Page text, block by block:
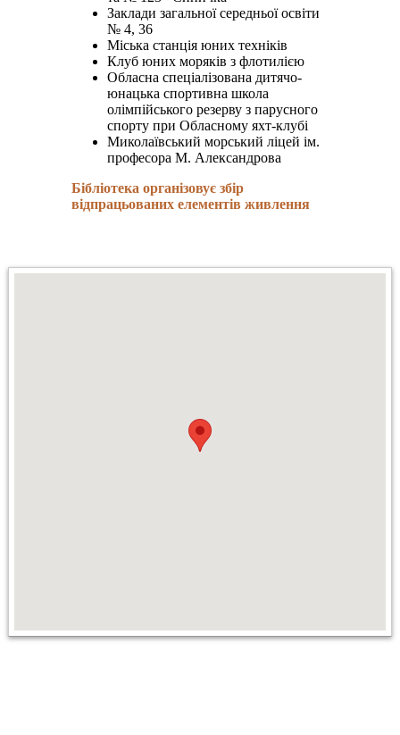
Заклади загальної середньої освіти
№ 4, 36
Міська станція юних техніків
Клуб юних моряків з флотилією
Обласна спеціалізована дитячо-
юнацька спортивна школа
олімпійського резерву з парусного
спорту при Обласному яхт-клубі
Миколаївський морський ліцей ім.
професора М. Александрова
Бібліотека організовує збір
відпрацьованих елементів живлення